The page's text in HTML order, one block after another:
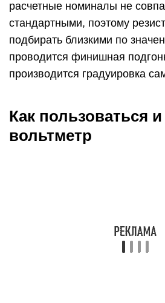
подключать параллельно к
запланировано проведение
помощи клемм или зажимов
предназначения.
параметры которых никоим
рассчитаны на это.
чтобы не вызвать короткое